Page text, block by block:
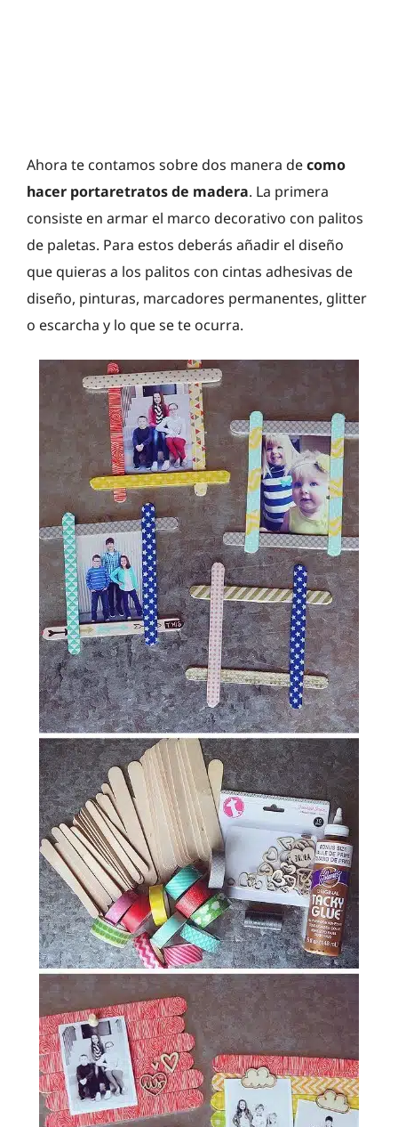
Ahora te contamos sobre dos manera decomo
hacer portaretratos de madera. La primera
consiste en armar el marco decorativo con palitos
de paletas. Para estos deberás añadir el diseño
que quieras a los palitos con cintas adhesivas de
diseño, pinturas, marcadores permanentes, glitter
o escarcha y lo que se te ocurra.